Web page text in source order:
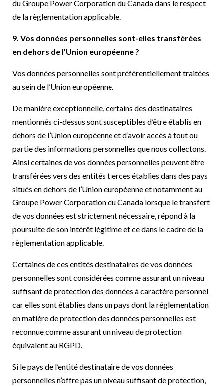
du Groupe Power Corporation du Canada dans le respect
de la règlementation applicable.
9. Vos données personnelles sont-elles transférées
en dehors de l’Union européenne ?
Vos données personnelles sont préférentiellement traitées
au sein de l’Union européenne.
De manière exceptionnelle, certains des destinataires
mentionnés ci-dessus sont susceptibles d’être établis en
dehors de l’Union européenne et d’avoir accès à tout ou
partie des informations personnelles que nous collectons.
Ainsi certaines de vos données personnelles peuvent être
transférées vers des entités tierces établies dans des pays
situés en dehors de l’Union européenne et notamment au
Groupe Power Corporation du Canada lorsque le transfert
de vos données est strictement nécessaire, répond à la
poursuite de son intérêt légitime et ce dans le cadre de la
règlementation applicable.
Certaines de ces entités destinataires de vos données
personnelles sont considérées comme assurant un niveau
suffisant de protection des données à caractère personnel
car elles sont établies dans un pays dont la réglementation
en matière de protection des données personnelles est
reconnue comme assurant un niveau de protection
équivalent au RGPD.
Si le pays de l’entité destinataire de vos données
personnelles n’offre pas un niveau suffisant de protection,